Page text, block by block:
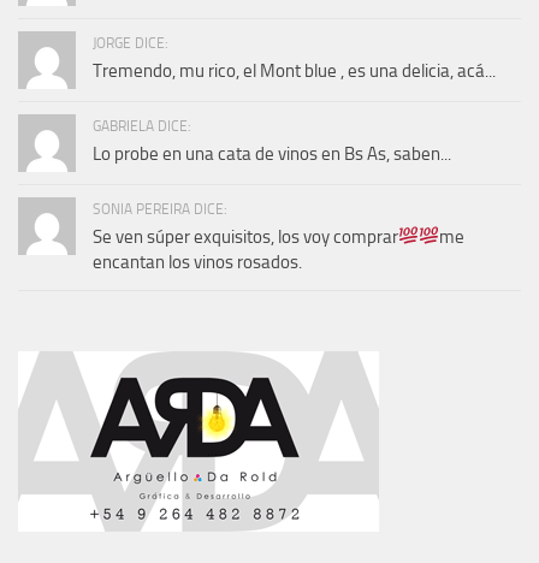
JORGE DICE:
Tremendo, mu rico, el Mont blue , es una delicia, acá...
GABRIELA DICE:
Lo probe en una cata de vinos en Bs As, saben...
SONIA PEREIRA DICE:
Se ven súper exquisitos, los voy comprar
me
encantan los vinos rosados.